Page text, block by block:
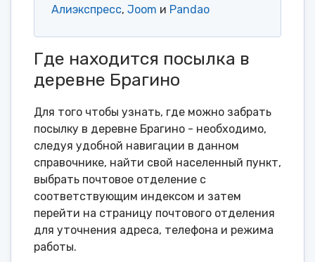
Алиэкспресс, Joom и Pandao
Где находится посылка в
деревне Брагино
Для того чтобы узнать, где можно забрать
посылку в деревне Брагино - необходимо,
следуя удобной навигации в данном
справочнике, найти свой населенный пункт,
выбрать почтовое отделение с
соответствующим индексом и затем
перейти на страницу почтового отделения
для уточнения адреса, телефона и режима
работы.